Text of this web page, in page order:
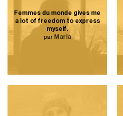
Femmes du monde gives me
a lot of freedom to express
myself.
par Maria